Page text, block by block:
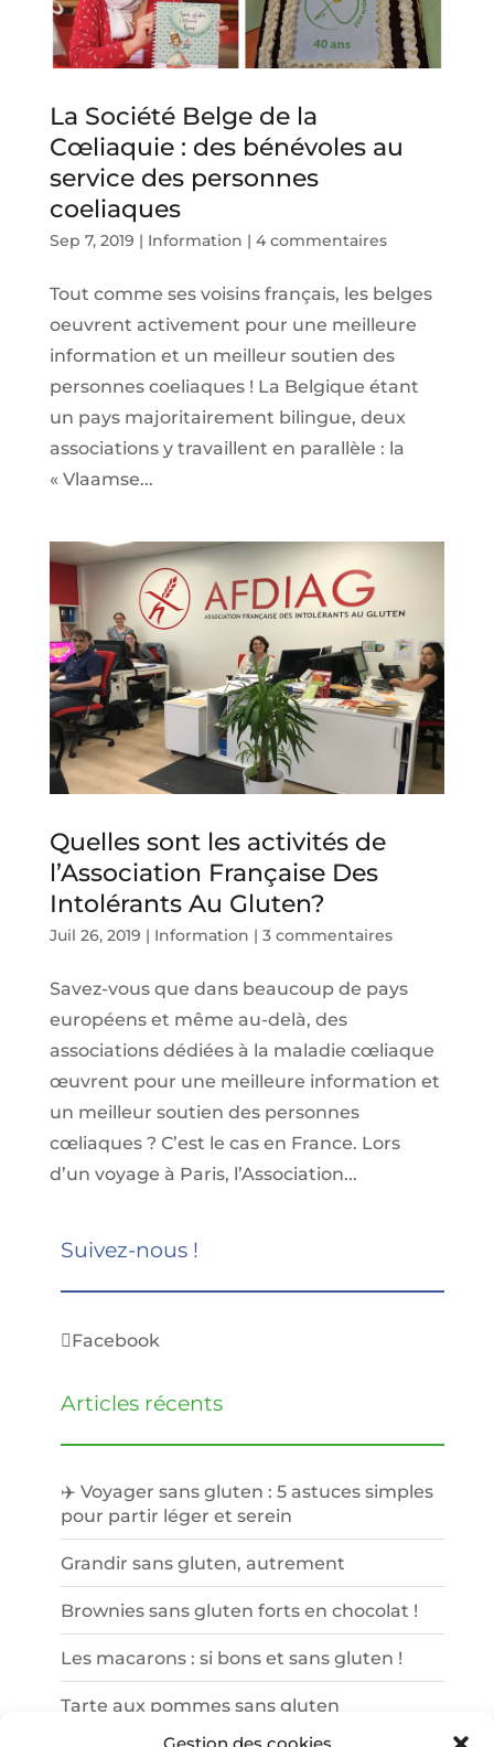
La Société Belge de la
Cœliaquie : des bénévoles au
service des personnes
coeliaques
Sep 7, 2019 | Information | 4 commentaires
Tout comme ses voisins français, les belges
oeuvrent activement pour une meilleure
information et un meilleur soutien des
personnes coeliaques ! La Belgique étant
un pays majoritairement bilingue, deux
associations y travaillent en parallèle : la
« Vlaamse...
Quelles sont les activités de
l’Association Française Des
Intolérants Au Gluten?
Juil 26, 2019 | Information | 3 commentaires
Savez-vous que dans beaucoup de pays
européens et même au-delà, des
associations dédiées à la maladie cœliaque
œuvrent pour une meilleure information et
un meilleur soutien des personnes
cœliaques ? C’est le cas en France. Lors
d’un voyage à Paris, l’Association...
Suivez-nous !
Facebook
Articles récents
✈️ Voyager sans gluten : 5 astuces simples
pour partir léger et serein
Grandir sans gluten, autrement
Brownies sans gluten forts en chocolat !
Les macarons : si bons et sans gluten !
Tarte aux pommes sans gluten